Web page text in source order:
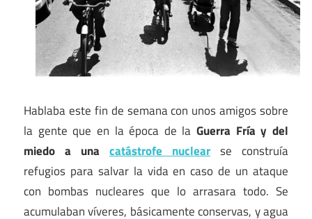
Hablaba este fin de semana con unos amigos sobre
la gente que en la época de laGuerra Fría y del
miedo a una catástrofe nuclear se construía
refugios para salvar la vida en caso de un ataque
con bombas nucleares que lo arrasara todo. Se
acumulaban víveres, básicamente conservas, y agua